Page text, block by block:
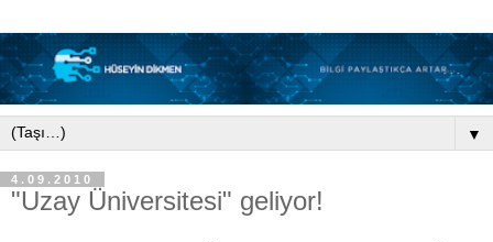
▼
4.09.2010
"Uzay Üniversitesi" geliyor!